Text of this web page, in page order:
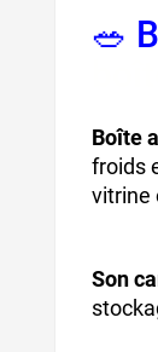
🥗
Boîte
froids
vitrine
Son